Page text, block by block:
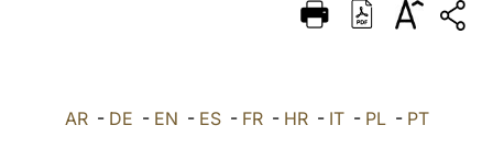
ITALIANO
AR- DE - EN - ES- FR- HR- IT- PL- PT